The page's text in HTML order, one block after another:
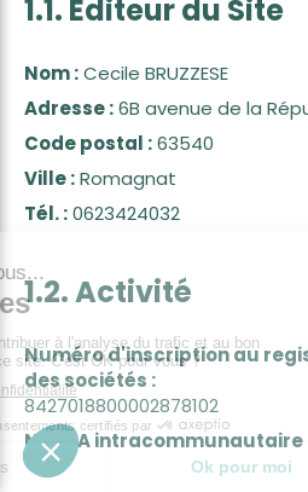
1.1. Editeur du Site
Nom :Cecile BRUZZESE
Adresse :6B avenue de la
Code postal :63540
Ville :Romagnat
Tél. :0623424032
1.2. Activité
Numéro d'inscription au
des sociétés :
8427018800002878102
N° TVA intracommunautaire